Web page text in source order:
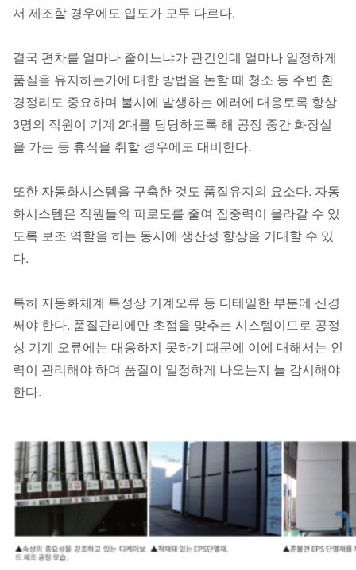
서 제조할 경우에도 입도가 모두 다르다.
결국 편차를 얼마나 줄이느냐가 관건인데 얼마나 일정하게
품질을 유지하는가에 대한 방법을 논할 때 청소 등 주변 환
경정리도 중요하며 불시에 발생하는 에러에 대응토록 항상
3명의 직원이 기계 2대를 담당하도록 해 공정 중간 화장실
을 가는 등 휴식을 취할 경우에도 대비한다.
또한 자동화시스템을 구축한 것도 품질유지의 요소다. 자동
화시스템은 직원들의 피로도를 줄여 집중력이 올라갈 수 있
도록 보조 역할을 하는 동시에 생산성 향상을 기대할 수 있
다.
특히 자동화체계 특성상 기계오류 등 디테일한 부분에 신경
써야 한다. 품질관리에만 초점을 맞추는 시스템이므로 공정
상 기계 오류에는 대응하지 못하기 때문에 이에 대해서는 인
력이 관리해야 하며 품질이 일정하게 나오는지 늘 감시해야
한다.